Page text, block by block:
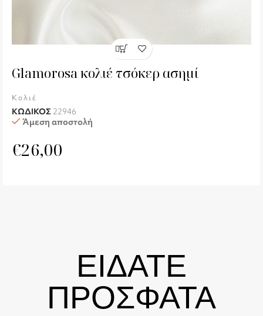
Glamorosa κολιέ τσόκερ ασημί
Κολιέ
ΚΩΔΙΚΟΣ 22946
Άμεση αποστολή
€26,00
ΕΙΔΑΤΕ
ΠΡΟΣΦΑΤΑ